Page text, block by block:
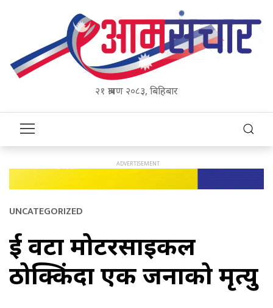
२१ श्रावण २०८३, बिहिबार
UNCATEGORIZED
दुई वटा मोटरसाइकल
ठोक्किंदा एक जनाको मृत्यु